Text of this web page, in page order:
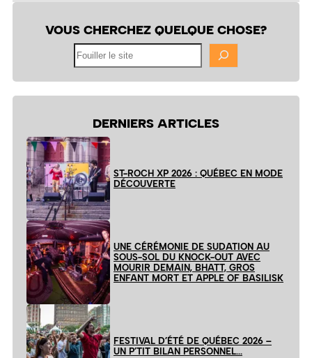
VOUS CHERCHEZ QUELQUE CHOSE?
DERNIERS ARTICLES
ST-ROCH XP 2026 : QUÉBEC EN MODE
DÉCOUVERTE
UNE CÉRÉMONIE DE SUDATION AU
SOUS-SOL DU KNOCK-OUT AVEC
MOURIR DEMAIN, BHATT, GROS
ENFANT MORT ET APPLE OF BASILISK
FESTIVAL D’ÉTÉ DE QUÉBEC 2026 –
UN P’TIT BILAN PERSONNEL…